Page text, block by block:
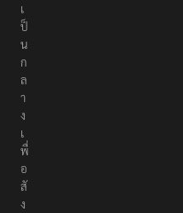
เ
ป็
น
ก
ล
า
ง
เ
พื่
อ
สั
ง